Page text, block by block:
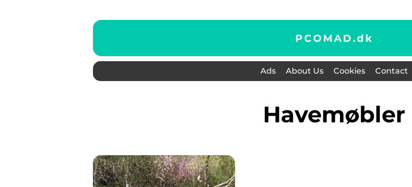
PCOMAD.dk
Ads About Us Cookies Contact
havemøbler